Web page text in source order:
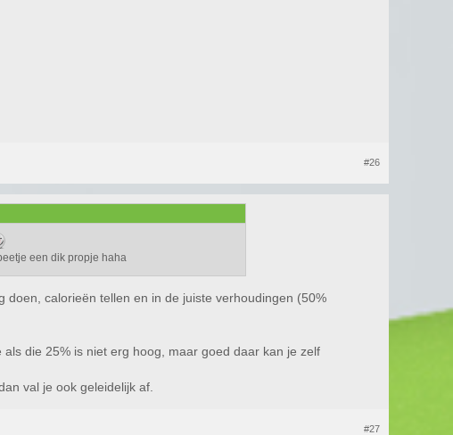
#26
een dik propje haha
calorieën tellen en in de juiste verhoudingen (50%
die 25% is niet erg hoog, maar goed daar kan je zelf
val je ook geleidelijk af.
#27